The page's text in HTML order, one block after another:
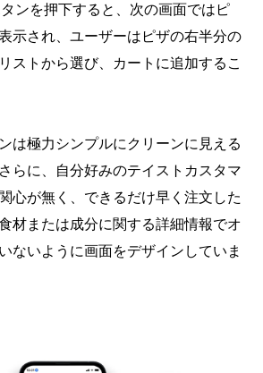
ンを押下すると、次の画面ではピ
示され、ユーザーはピザの右半分の
ストから選び、カートに追加するこ
は極力シンプルにクリーンに見える
らに、自分好みのテイストカスタマ
心が無く、できるだけ早く注文した
材または成分に関する詳細情報でオ
ないように画面をデザインしていま